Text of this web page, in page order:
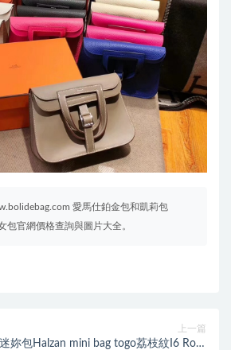
愛馬仕鉑金包和凱莉包
包官網價格查詢與圖片大全。
上一篇
妳包Halzan mini bag togo荔枝紋I6 Rose